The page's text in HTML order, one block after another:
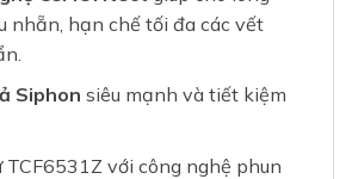
nhẵn, hạn chế tối đa các vết
Siphon siêu mạnh và tiết kiệm
với công nghệ phun